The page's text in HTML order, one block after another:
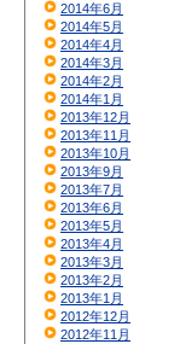
2014年6月
2014年5月
2014年4月
2014年3月
2014年2月
2014年1月
2013年12月
2013年11月
2013年10月
2013年9月
2013年7月
2013年6月
2013年5月
2013年4月
2013年3月
2013年2月
2013年1月
2012年12月
2012年11月